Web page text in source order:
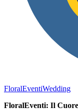
FloralEventiWedding
FloralEventi: Il